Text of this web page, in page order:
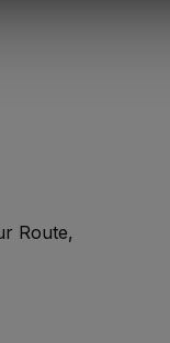
Route,